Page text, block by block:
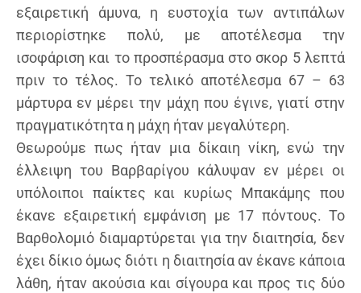
εξαιρετική άμυνα, η ευστοχία των αντιπάλων
περιορίστηκε πολύ, με αποτέλεσμα την
ισοφάριση και το προσπέρασμα στο σκορ 5 λεπτά
πριν το τέλος. Το τελικό αποτέλεσμα 67 – 63
μάρτυρα εν μέρει την μάχη που έγινε, γιατί στην
πραγματικότητα η μάχη ήταν μεγαλύτερη.
Θεωρούμε πως ήταν μια δίκαιη νίκη, ενώ την
έλλειψη του Βαρβαρίγου κάλυψαν εν μέρει οι
υπόλοιποι παίκτες και κυρίως Μπακάμης που
έκανε εξαιρετική εμφάνιση με 17 πόντους. Το
Βαρθολομιό διαμαρτύρεται για την διαιτησία, δεν
έχει δίκιο όμως διότι η διαιτησία αν έκανε κάποια
λάθη, ήταν ακούσια και σίγουρα και προς τις δύο